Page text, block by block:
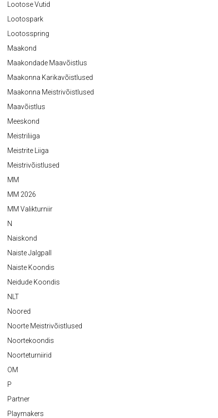
Lootose Vutid
Lootospark
Lootosspring
Maakond
Maakondade Maavõistlus
Maakonna Karikavõistlused
Maakonna Meistrivõistlused
Maavõistlus
Meeskond
Meistriliiga
Meistrite Liiga
Meistrivõistlused
MM
MM 2026
MM Valikturniir
N
Naiskond
Naiste Jalgpall
Naiste Koondis
Neidude Koondis
NLT
Noored
Noorte Meistrivõistlused
Noortekoondis
Noorteturniirid
OM
P
Partner
Playmakers